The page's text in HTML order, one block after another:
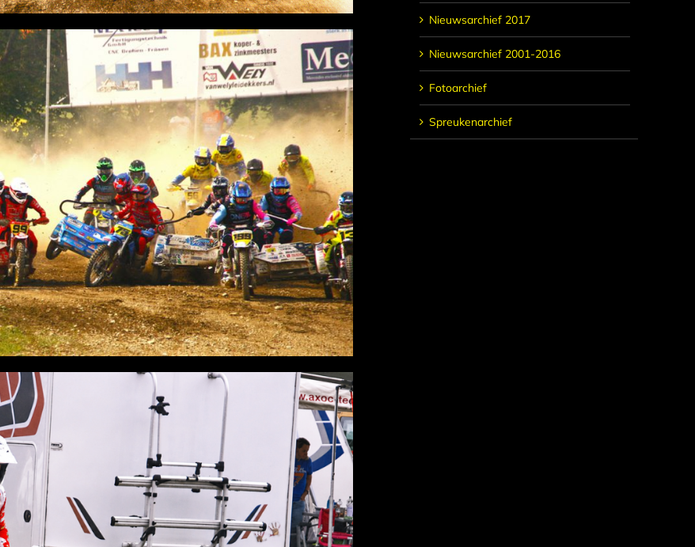
Nieuwsarchief 2017
Nieuwsarchief 2001-2016
Fotoarchief
Spreukenarchief